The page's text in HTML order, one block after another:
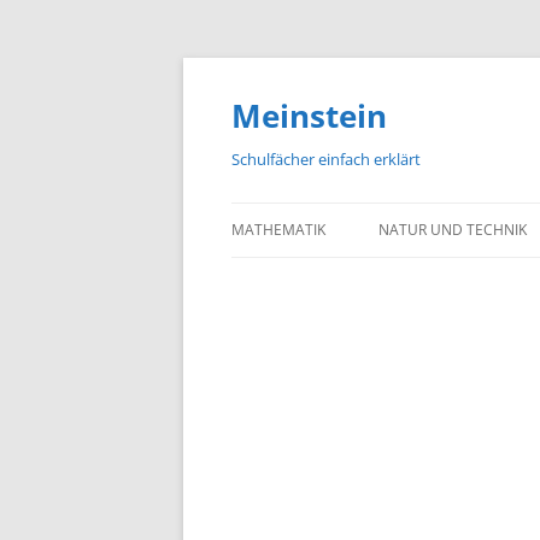
Meinstein
Schulfächer einfach erklärt
MATHEMATIK NATUR UND TECHNIK